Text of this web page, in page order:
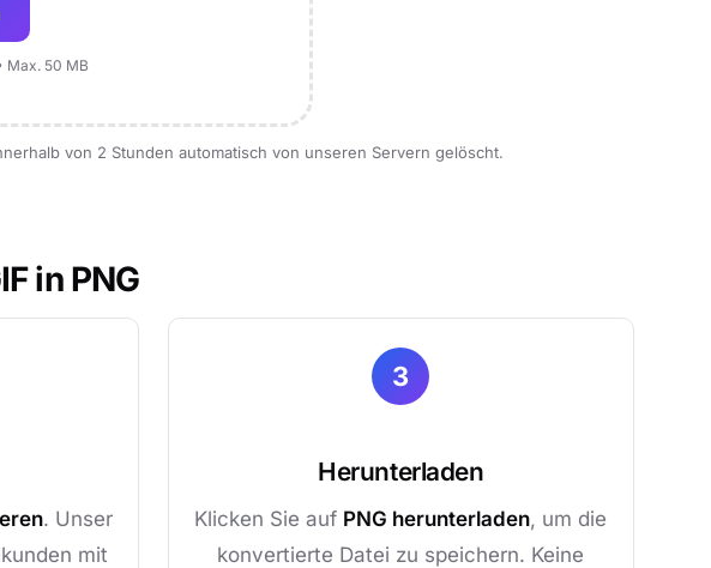
Max. 50 MB
von 2 Stunden automatisch von unseren Servern gelöscht.
in PNG
. Unser
mit
3
Herunterladen
Klicken Sie auf PNG herunterladen, um die
konvertierte Datei zu speichern. Keine